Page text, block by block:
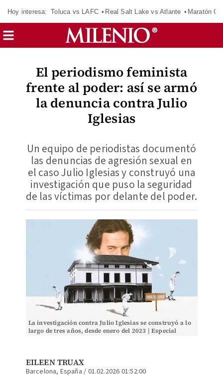
Hoy interesa: Toluca vs LAFC Real Salt Lake vs Atlante Maratón
El periodismo feminista
frente al poder: así se armó
la denuncia contra Julio
Iglesias
Un equipo de periodistas documentó
las denuncias de agresión sexual en
el caso Julio Iglesias y construyó una
investigación que puso la seguridad
de las víctimas por delante del poder.
La investigación contra Julio Iglesias se construyó a lo
largo de tres años, desde enero del 2023 | Especial
EILEEN TRUAX
Barcelona, España / 01.02.2026 01:52:00